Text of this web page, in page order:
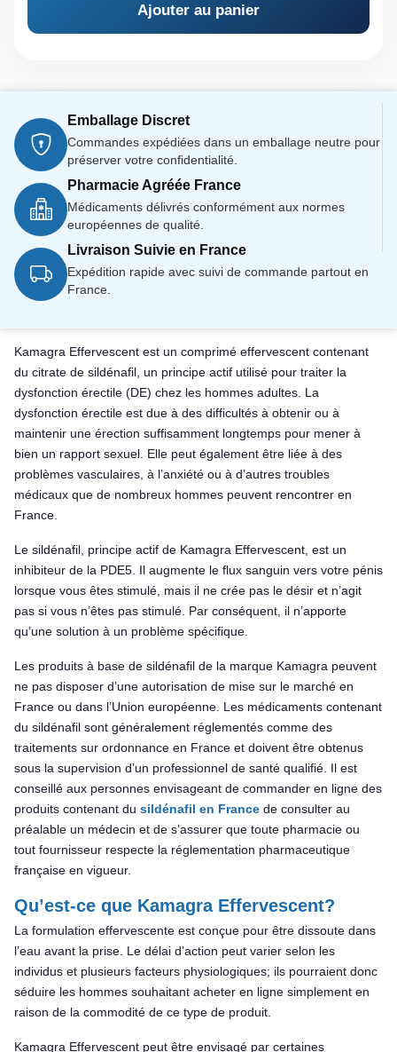
Ajouter au panier
Emballage Discret
Commandes expédiées dans un emballage neutre pour
préserver votre confidentialité.
Pharmacie Agréée France
Médicaments délivrés conformément aux normes
européennes de qualité.
Livraison Suivie en France
Expédition rapide avec suivi de commande partout en
France.
Kamagra Effervescent est un comprimé effervescent contenant
du citrate de sildénafil, un principe actif utilisé pour traiter la
dysfonction érectile (DE) chez les hommes adultes. La
dysfonction érectile est due à des difficultés à obtenir ou à
maintenir une érection suffisamment longtemps pour mener à
bien un rapport sexuel. Elle peut également être liée à des
problèmes vasculaires, à l’anxiété ou à d’autres troubles
médicaux que de nombreux hommes peuvent rencontrer en
France.
Le sildénafil, principe actif de Kamagra Effervescent, est un
inhibiteur de la PDE5. Il augmente le flux sanguin vers votre pénis
lorsque vous êtes stimulé, mais il ne crée pas le désir et n’agit
pas si vous n’êtes pas stimulé. Par conséquent, il n’apporte
qu’une solution à un problème spécifique.
Les produits à base de sildénafil de la marque Kamagra peuvent
ne pas disposer d’une autorisation de mise sur le marché en
France ou dans l’Union européenne. Les médicaments contenant
du sildénafil sont généralement réglementés comme des
traitements sur ordonnance en France et doivent être obtenus
sous la supervision d’un professionnel de santé qualifié. Il est
conseillé aux personnes envisageant de commander en ligne des
produits contenant du sildénafil en France de consulter au
préalable un médecin et de s’assurer que toute pharmacie ou
tout fournisseur respecte la réglementation pharmaceutique
française en vigueur.
Qu’est-ce que Kamagra Effervescent?
La formulation effervescente est conçue pour être dissoute dans
l’eau avant la prise. Le délai d’action peut varier selon les
individus et plusieurs facteurs physiologiques; ils pourraient donc
séduire les hommes souhaitant acheter en ligne simplement en
raison de la commodité de ce type de produit.
Kamagra Effervescent peut être envisagé par certaines